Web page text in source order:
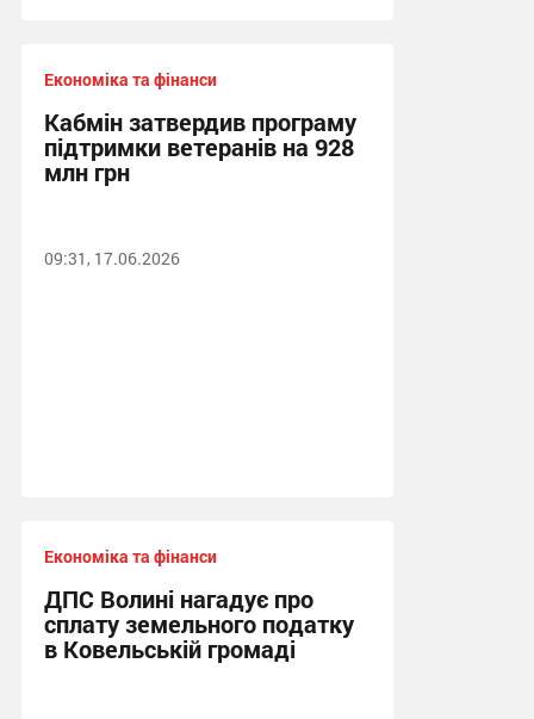
Економіка та фінанси
Кабмін затвердив програму
підтримки ветеранів на 928
млн грн
09:31, 17.06.2026
Економіка та фінанси
ДПС Волині нагадує про
сплату земельного податку
в Ковельській громаді